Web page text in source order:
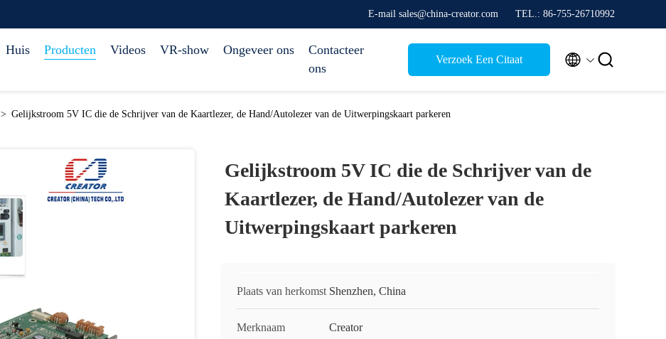
E-mail sales@china-creator.com TEL.: 86-755-26710992
Huis Producten Videos VR-show Ongeveer ons
Contacteer
ons
Verzoek Een Citaat  
> Gelijkstroom 5V IC die de Schrijver van de Kaartlezer, de Hand/Autolezer van de Uitwerpingskaart parkeren
Gelijkstroom 5V IC die de Schrijver van de
Kaartlezer, de Hand/Autolezer van de
Uitwerpingskaart parkeren
Plaats van herkomst Shenzhen, China
Merknaam Creator